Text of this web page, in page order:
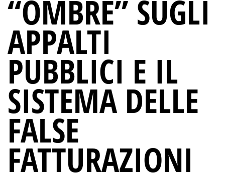
“OMBRE” SUGLI
APPALTI
PUBBLICI E IL
SISTEMA DELLE
FALSE
FATTURAZIONI